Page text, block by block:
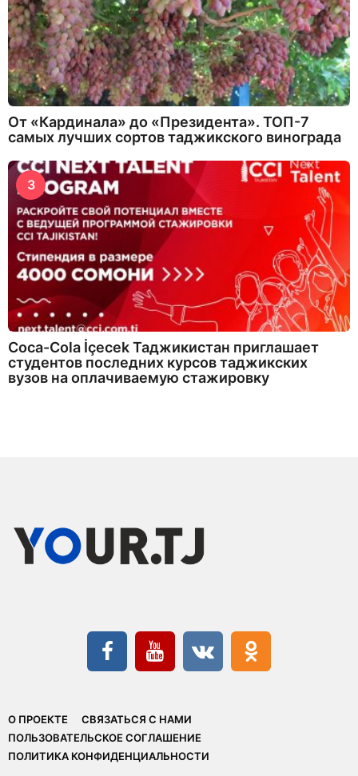
От «Кардинала» до «Президента». ТОП-7
самых лучших сортов таджикского винограда
3
Coca-Cola İçecek Таджикистан приглашает
студентов последних курсов таджикских
вузов на оплачиваемую стажировку
О ПРОЕКТЕ
СВЯЗАТЬСЯ С НАМИ
ПОЛЬЗОВАТЕЛЬСКОЕ СОГЛАШЕНИЕ
ПОЛИТИКА КОНФИДЕНЦИАЛЬНОСТИ